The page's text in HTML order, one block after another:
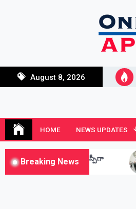
August 8, 2026
Andhra
HOME NEWS UPDATES
Breaking News
ఎస్పీగా పంచాయతీరాజ్,